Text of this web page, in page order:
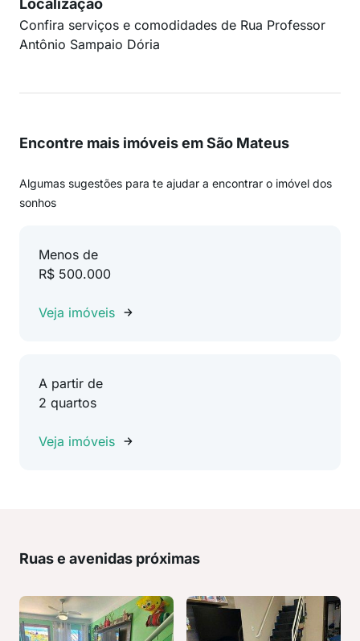
Localização
Confira serviços e comodidades de Rua Professor
Antônio Sampaio Dória
Encontre mais imóveis em São Mateus
Algumas sugestões para te ajudar a encontrar o imóvel dos
sonhos
Menos de
R$ 500.000
Veja imóveis
A partir de
2 quartos
Veja imóveis
Ruas e avenidas próximas